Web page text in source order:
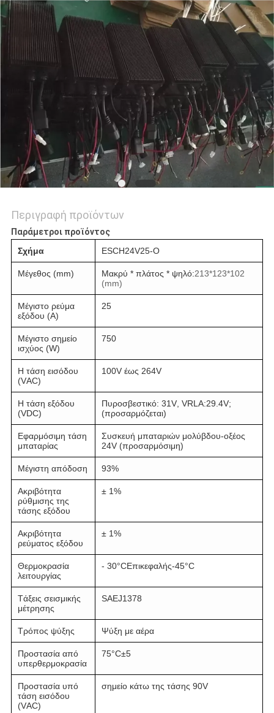
Περιγραφή προϊόντων
Παράμετροι προϊόντος
Σχήμα
ESCH24V25-O
Μέγεθος (mm) Μακρύ * πλάτος * ψηλό:213*123*102
(mm)
Μέγιστο ρεύμα
εξόδου (A)
25
Μέγιστο σημείο
ισχύος (W)
750
Η τάση εισόδου
(VAC)
100V έως 264V
Η τάση εξόδου
(VDC)
Πυροσβεστικό: 31V, VRLA:29.4V;
(προσαρμόζεται)
Εφαρμόσιμη τάση
μπαταρίας
Συσκευή μπαταριών μολύβδου-οξέος
24V (προσαρμόσιμη)
Μέγιστη απόδοση 93%
Ακριβότητα
ρύθμισης της
τάσης εξόδου
± 1%
Ακριβότητα
ρεύματος εξόδου
± 1%
Θερμοκρασία
λειτουργίας
- 30°CΕπικεφαλής-45°C
Τάξεις σεισμικής
μέτρησης
SAEJ1378
Τρόπος ψύξης Ψύξη με αέρα
Προστασία από
υπερθερμοκρασία
75°C±5
Προστασία υπό
τάση εισόδου
(VAC)
σημείο κάτω της τάσης 90V